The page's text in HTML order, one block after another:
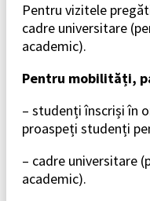
Pentru vizitele
cadre universitare
academic).
Pentru mobilități,
– studenți înscriși în
proaspeți studenți
– cadre universitare
academic).